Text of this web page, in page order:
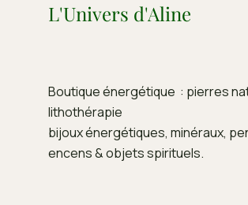
L'Univers d'Aline
Boutique énergétique : pierres
lithothérapie
bijoux énergétiques, minéraux,
encens & objets spirituels.